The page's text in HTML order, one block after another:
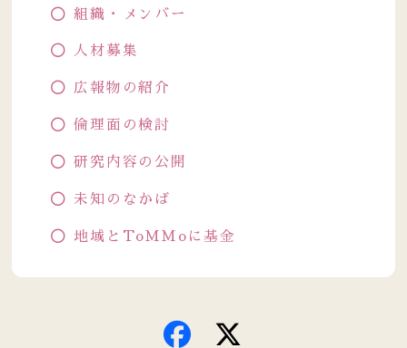
組織・メンバー
人材募集
広報物の紹介
倫理面の検討
研究内容の公開
未知のなかば
地域とToMMoに基金